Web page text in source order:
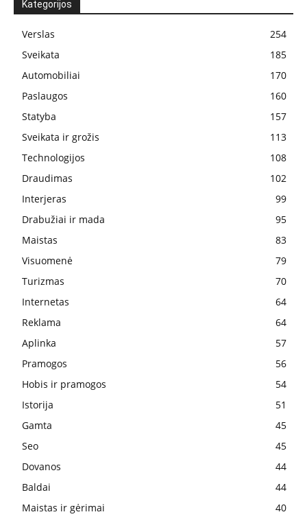
Kategorijos
Verslas
254
Sveikata
185
Automobiliai
170
Paslaugos
160
Statyba
157
Sveikata ir grožis
113
Technologijos
108
Draudimas
102
Interjeras
99
Drabužiai ir mada
95
Maistas
83
Visuomenė
79
Turizmas
70
Internetas
64
Reklama
64
Aplinka
57
Pramogos
56
Hobis ir pramogos
54
Istorija
51
Gamta
45
Seo
45
Dovanos
44
Baldai
44
Maistas ir gėrimai
40